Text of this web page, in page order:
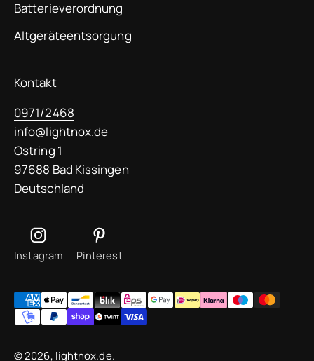
Batterieverordnung
Altgeräteentsorgung
Kontakt
0971/2468
info@lightnox.de
Ostring 1
97688 Bad Kissingen
Deutschland
Instagram Pinterest
© 2026, lightnox.de.